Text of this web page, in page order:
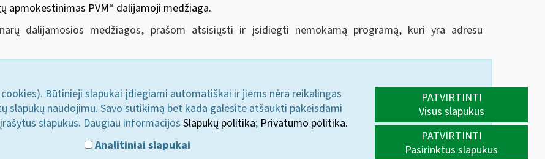
apmokestinimas PVM“ dalijamoji medžiaga.
dalijamosios medžiagos, prašom atsisiųsti ir įsidiegti nemokamą programą, kuri yra adresu
Būtinieji slapukai įdiegiami automatiškai ir jiems nėra reikalingas
slapukų naudojimu. Savo sutikimą bet kada galėsite atšaukti pakeisdami
slapukus. Daugiau informacijos Slapukų politika; Privatumo politika.
Analitiniai slapukai
PATVIRTINTI
Visus slapukus
PATVIRTINTI
Pasirinktus slapukus